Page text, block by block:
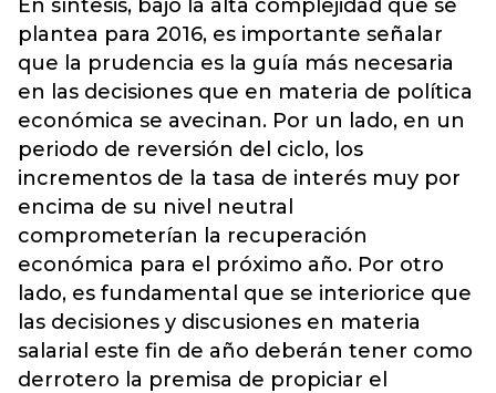
En síntesis, bajo la alta complejidad que se
plantea para 2016, es importante señalar
que la prudencia es la guía más necesaria
en las decisiones que en materia de política
económica se avecinan. Por un lado, en un
periodo de reversión del ciclo, los
incrementos de la tasa de interés muy por
encima de su nivel neutral
comprometerían la recuperación
económica para el próximo año. Por otro
lado, es fundamental que se interiorice que
las decisiones y discusiones en materia
salarial este fin de año deberán tener como
derrotero la premisa de propiciar el